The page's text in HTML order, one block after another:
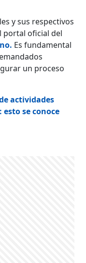
y sus respectivos
portal oficial del
Es fundamental
un proceso
actividades
esto se conoce